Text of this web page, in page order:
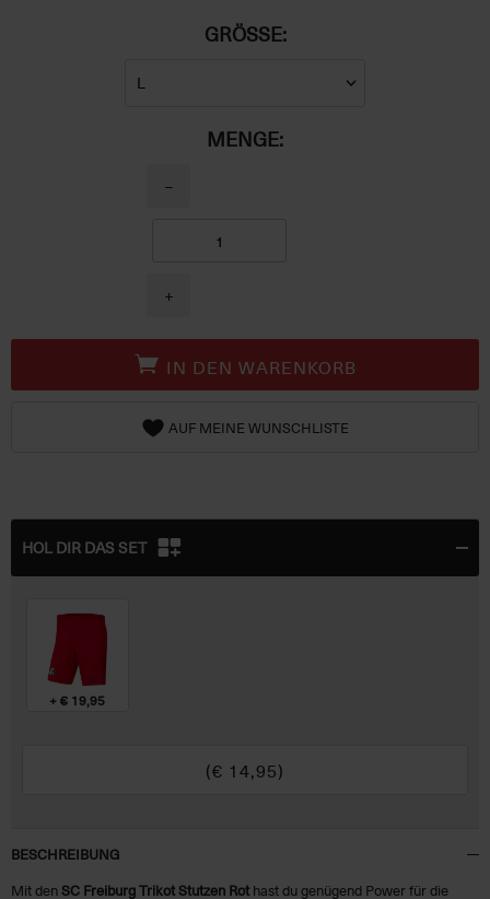
GRÖSSE:
MENGE:
−
+
IN DEN WARENKORB
AUF MEINE WUNSCHLISTE
HOL DIR DAS SET
+ € 19,95
(€ 14,95)
BESCHREIBUNG
Mit den SC Freiburg Trikot Stutzen Rot hast du genügend Power für die